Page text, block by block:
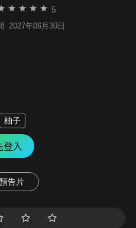
5
2027年06月30日
柚子
登入
告片